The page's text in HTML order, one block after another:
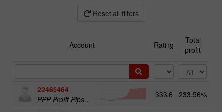
Reset all filters
Account Rating
Total
profit
22469464
PPP Profit Pips Plus
333.6 233.56%